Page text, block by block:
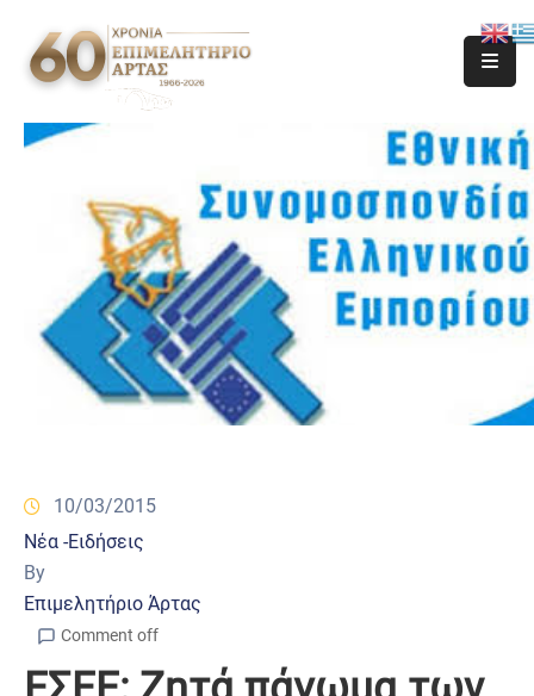
10/03/2015
Νέα -Ειδήσεις
By
Επιμελητήριο Άρτας
Comment off